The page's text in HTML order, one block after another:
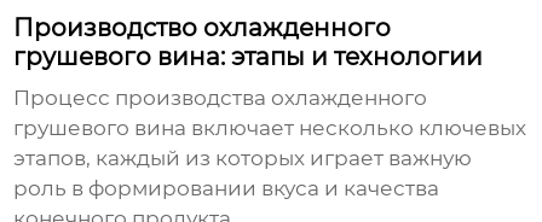
Производство охлажденного
грушевого вина: этапы и технологии
Процесс производства охлажденного
грушевого вина включает несколько ключевых
этапов, каждый из которых играет важную
роль в формировании вкуса и качества